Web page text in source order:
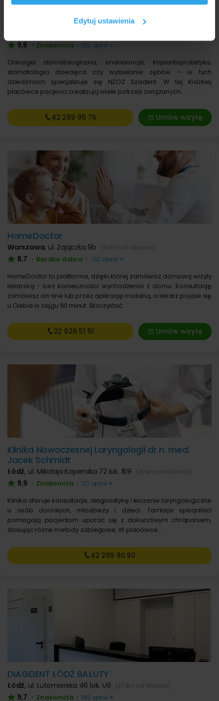
korzystasz z naszej witryny, udostępniamy partnerom
społecznościowym, reklamowym i analitycznym.
otrzymanymi od Ciebie lub uzyskanymi podczas
Edytuj ustawienia
9,6 Znakomita 105 opinii
Chirurgia stomatologiczna, endodoncja, implantoprotetyka,
stomatologia dziecięca czy wybielanie zębów – w tych
dziedzinach specjalizuje się NZOZ Szadent. W tej łódzkiej
placówce pacjenci zrealizują wiele potrzeb związanych…
Umów wizytę
42 289 95 76
HomeDoctor
Warszawa, ul. Zajączka 9b (91 km od Głowno)
8,7 • Bardzo dobra • 792 opinii
HomeDoctor to platforma, dzięki której zamówisz domową wizyty
lekarską - bez konieczności wychodzenia z domu. Konsultację
zamówisz on-line lub przez aplikację mobilną, a lekarz pojawi się
u Ciebie w ciągu 60 minut. Skorzystać…
Umów wizytę
22 626 51 51
Klinika Nowoczesnej Laryngologii dr n. med.
Jacek Schmidt
Łódź, ul. Mikołaja Kopernika 72 lok. 169 (30 km od Głowno)
9,9 • Znakomita • 317 opinii
Klinika oferuje konsultacje, diagnostykę i leczenie laryngologiczne
u osób dorosłych, młodzieży i dzieci. Tamtejsi specjaliści
pomagają pacjentom uporać się z dokuczliwym chrapaniem,
stosując różne metody zabiegowe. W placówce…
42 289 90 90
DIAGDENT ŁÓDŹ BAŁUTY
Łódź, ul. Lutomierska 46 lok. U9 (27 km od Głowno)
9,7 • Znakomita • 195 opinii